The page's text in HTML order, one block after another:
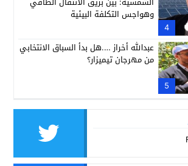
4
وهواجس التكلفة البيئية
5
عبدالله أخراز ….هل بدأ السباق الانتخابي
من مهرجان تيميزار؟